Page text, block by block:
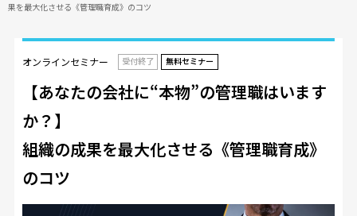
果を最大化させる《管理職育成》のコツ
オンラインセミナー 受付終了 無料セミナー
【あなたの会社に“本物”の管理職はいます
か？】
組織の成果を最大化させる《管理職育成》
のコツ